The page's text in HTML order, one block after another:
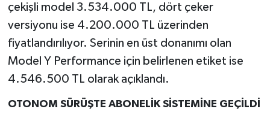
çekişli model 3.534.000 TL, dört çeker
versiyonu ise 4.200.000 TL üzerinden
fiyatlandırılıyor. Serinin en üst donanımı olan
Model Y Performance için belirlenen etiket ise
4.546.500 TL olarak açıklandı.
OTONOM SÜRÜŞTE ABONELİK SİSTEMİNE GEÇİLDİ